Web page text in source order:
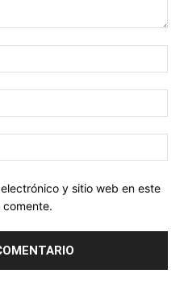
y sitio web en este